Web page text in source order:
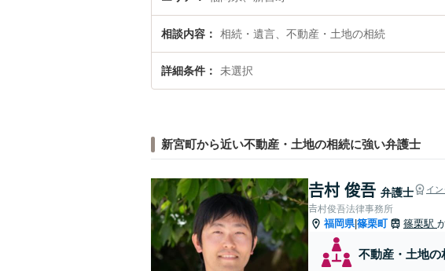
相談内容 相続・遺言、不動産・土地の相続
詳細条件 未選択
新宮町から近い不動産・土地の相続に強い弁護士
𠮷村 俊吾 弁護士 イ
𠮷村俊吾法律事務所
福岡県|篠栗町 篠栗駅
不動産・土地の